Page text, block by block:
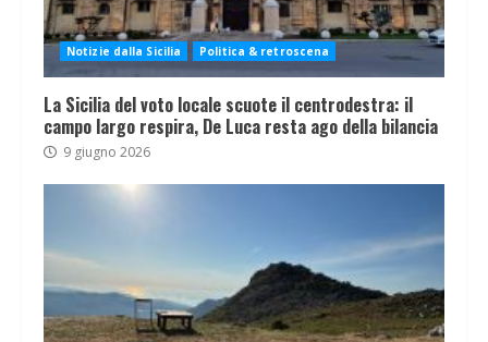
Notizie dalla Sicilia Politica & retroscena
La Sicilia del voto locale scuote il centrodestra: il
campo largo respira, De Luca resta ago della bilancia
9 giugno 2026